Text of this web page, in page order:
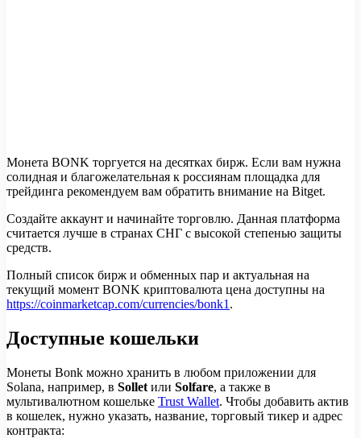
Монета BONK торгуется на десятках бирж. Если вам нужна
солидная и благожелательная к россиянам площадка для
трейдинга рекомендуем вам обратить внимание на Bitget.
Создайте аккаунт и начинайте торговлю. Данная платформа
считается лучше в странах СНГ с высокой степенью защиты
средств.
Полный список бирж и обменных пар и актуальная на
текущий момент BONK криптовалюта цена доступны на
https://coinmarketcap.com/currencies/bonk1 .
Доступные кошельки
Монеты Bonk можно хранить в любом приложении для
Solana, например, в Sollet или Solfare, а также в
мультивалютном кошельке Trust Wallet. Чтобы добавить актив
в кошелек, нужно указать, название, торговый тикер и адрес
контракта: